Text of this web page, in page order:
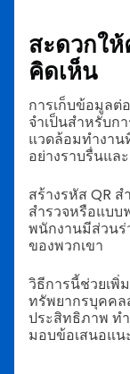
สะดวกใ
คิดเห็น
การเก็บข้อมูล
จำเป็นสำหรับก
แวดล้อมทำงาน
อย่างราบรื่นแล
สร้างรหัส QR
สำรวจหรือแบบ
พนักงานมีส่วน
ของพวกเขา
วิธีการนี้ช่วยเพิ่
ทรัพยากรบุคคล
ประสิทธิภาพ ท
มอบข้อเสนอแน